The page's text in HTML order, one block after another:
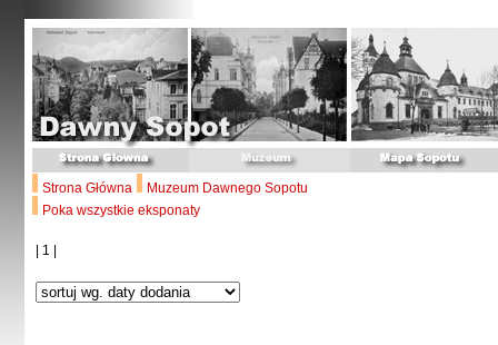
Strona Główna
Muzeum Dawnego Sopotu
Poka wszystkie eksponaty
| 1 |